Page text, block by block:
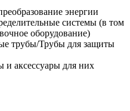
энергии
системы (в том
оборудование)
трубы/Трубы для защиты
и аксессуары для них